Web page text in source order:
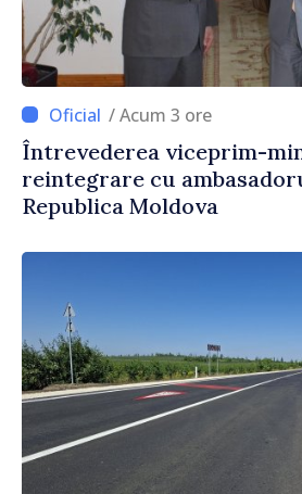
/ Acum 3 ore
Întrevederea viceprim-
reintegrare cu
Republica Moldova